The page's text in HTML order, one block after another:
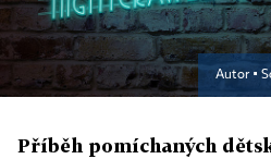
Autor ▪
Příběh pomíchaných